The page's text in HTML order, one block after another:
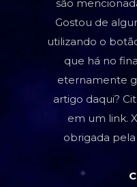
são
Gostou de
utilizando o
que há no
eternamente
artigo daqui?
em um link.
obrigada pela